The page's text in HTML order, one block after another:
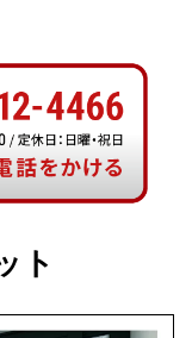
ト